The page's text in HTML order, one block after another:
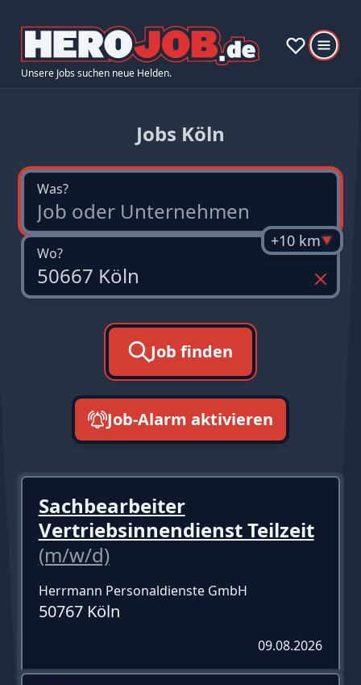
Unsere Jobs suchen neue Helden.
Jobs Köln
Was?
Wo?
+10 km
Job finden
Job-Alarm aktivieren
Sachbearbeiter
Vertriebsinnendienst Teilzeit
(m/w/d)
Herrmann Personaldienste GmbH
50767 Köln
09.08.2026